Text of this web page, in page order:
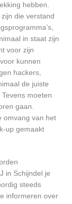
hebben.
die verstand
in staat zijn
voor zijn
kunnen
hackers,
de juiste
moeten
gaan.
omvang van het
up gemaakt
in Schijndel je
steeds
informeren over